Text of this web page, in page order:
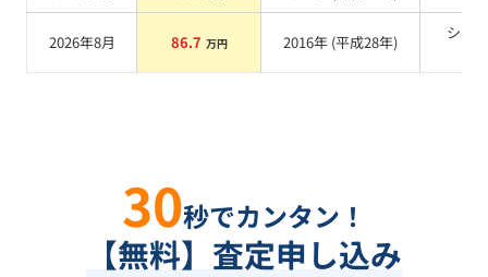
2026年8月 86.7 万円 2016年 (平成28年)
シル
30秒でカンタン！
【無料】査定申し込み